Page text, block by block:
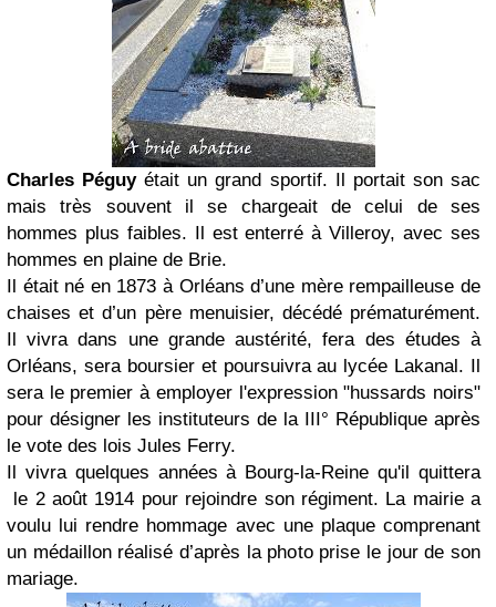
Charles Péguyétait un grand sportif. Il portait son sac
mais très souvent il se chargeait de celui de ses
hommes plus faibles. Il est enterré à Villeroy, avec ses
hommes en plaine de Brie.
Il était né en 1873 à Orléans d’une mère rempailleuse de
chaises et d’un père menuisier, décédé prématurément.
Il vivra dans une grande austérité, fera des études à
Orléans, sera boursier et poursuivra au lycée Lakanal. Il
sera le premier à employer l'expression "hussards noirs"
pour désigner les instituteurs de la III° République après
le vote des lois Jules Ferry.
Il vivra quelques années à Bourg-la-Reine qu'il quittera
le 2 août 1914 pour rejoindre son régiment. La mairie a
voulu lui rendre hommage avec une plaque comprenant
un médaillon réalisé d’après la photo prise le jour de son
mariage.